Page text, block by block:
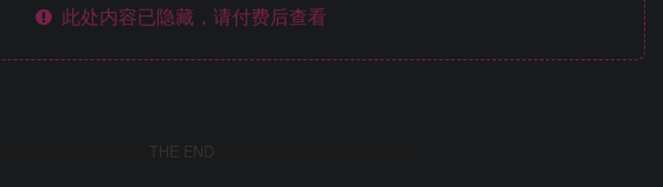
此处内容已隐藏，请付费后查看
THE END